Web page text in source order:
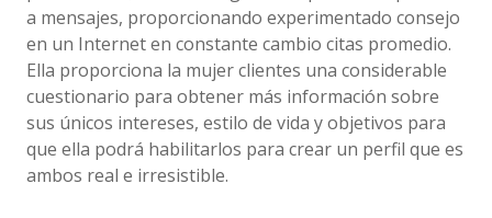
a mensajes, proporcionando experimentado consejo
en un Internet en constante cambio citas promedio.
Ella proporciona la mujer clientes una considerable
cuestionario para obtener más información sobre
sus únicos intereses, estilo de vida ​​y objetivos para
que ella podrá habilitarlos para crear un perfil que es
ambos real e irresistible.